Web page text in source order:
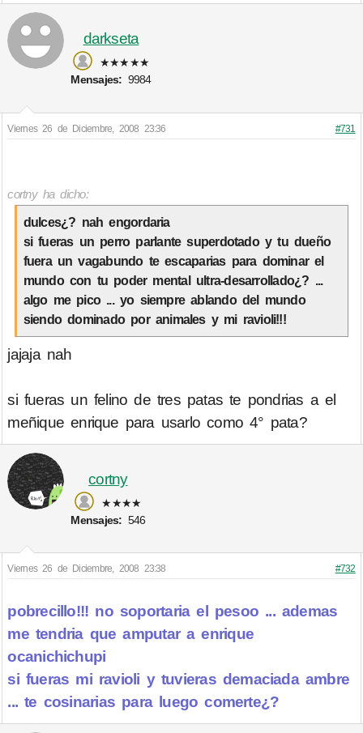
darkseta
★★★★★
Mensajes: 9984
Viernes 26 de Diciembre, 2008 23:36 #731
cortny ha dicho:
dulces¿? nah engordaria
si fueras un perro parlante superdotado y tu dueño
fuera un vagabundo te escaparias para dominar el
mundo con tu poder mental ultra-desarrollado¿? ...
algo me pico ... yo siempre ablando del mundo
siendo dominado por animales y mi ravioli!!!
jajaja nah
si fueras un felino de tres patas te pondrias a el
meñique enrique para usarlo como 4° pata?
cortny
★★★★
Mensajes: 546
Viernes 26 de Diciembre, 2008 23:38 #732
pobrecillo!!! no soportaria el pesoo ... ademas
me tendria que amputar a enrique
ocanichichupi
si fueras mi ravioli y tuvieras demaciada ambre
... te cosinarias para luego comerte¿?